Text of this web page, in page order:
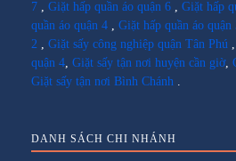
7 , Giặt hấp quần áo quận 6 , Giặt hấp
quần áo quận 4 , Giặt hấp quần áo quận
2 , Giặt sấy công nghiệp quận Tân Phú ,
quận 4, Giặt sấy tận nơi huyện cần giờ,
Giặt sấy tận nơi Bình Chánh .
DANH SÁCH CHI NHÁNH